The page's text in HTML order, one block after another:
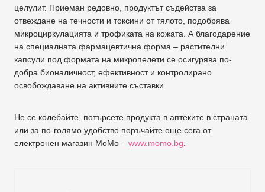
целулит. Приеман редовно, продуктът съдейства за
отвеждане на течности и токсини от тялото, подобрява
микроциркулацията и трофиката на кожата. А благодарение
на специалната фармацевтична форма – растителни
капсули под формата на микропелети се осигурява по-
добра бионаличност, ефективност и контролирано
освобождаване на активните съставки.
Не се колебайте, потърсете продукта в аптеките в страната
или за по-голямо удобство поръчайте още сега от
електронен магазин МоМо – www.momo.bg